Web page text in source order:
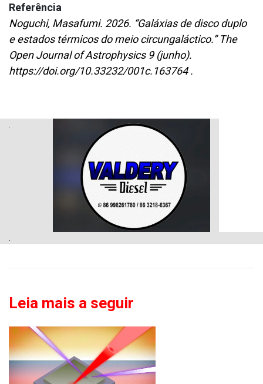
Referência
Noguchi, Masafumi. 2026. “Galáxias de disco duplo
e estados térmicos do meio circungaláctico.” The
Open Journal of Astrophysics 9 (junho).
https://doi.org/10.33232/001c.163764 .
Leia mais a seguir